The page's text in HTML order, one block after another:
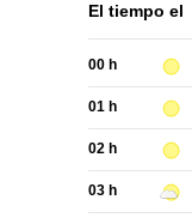
El tiempo el
00 h
01 h
02 h
03 h